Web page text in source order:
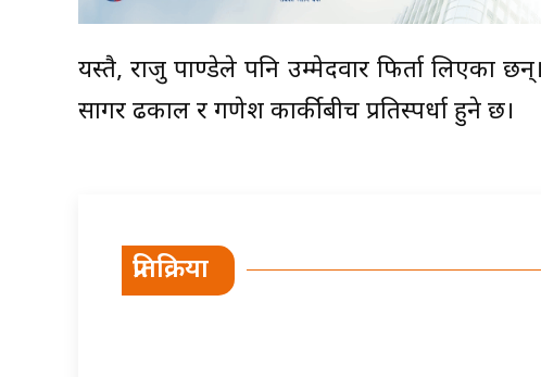
यस्तै, राजु पाण्डेले पनि उम्मेदवार फिर्ता लिएका
सागर ढकाल र गणेश कार्कीबीच प्रतिस्पर्धा हुने छ।
प्रतिक्रिया